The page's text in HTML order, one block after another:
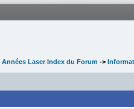
Années Laser Index du Forum ->